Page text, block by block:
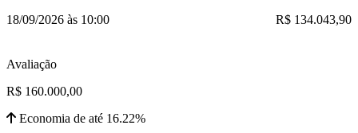
18/09/2026 às 10:00
R$ 134.043,90
Avaliação
R$ 160.000,00
Economia de até 16.22%